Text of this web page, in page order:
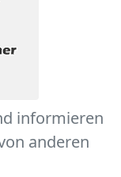
informieren
anderen